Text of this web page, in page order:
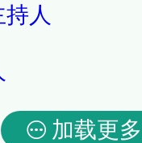
人
加载更多